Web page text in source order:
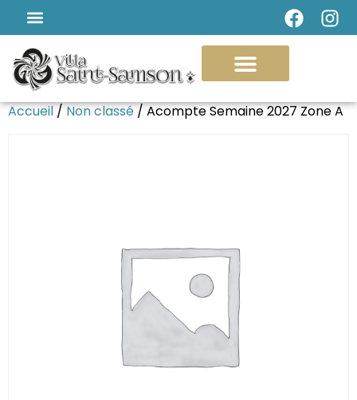
Accueil/Non classé/ Acompte Semaine 2027 Zone A